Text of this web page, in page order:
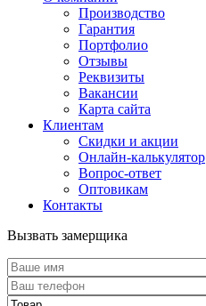
Производство
Гарантия
Портфолио
Отзывы
Реквизиты
Вакансии
Карта сайта
Клиентам
Скидки и акции
Онлайн-калькулятор
Вопрос-ответ
Оптовикам
Контакты
Вызвать замерщика